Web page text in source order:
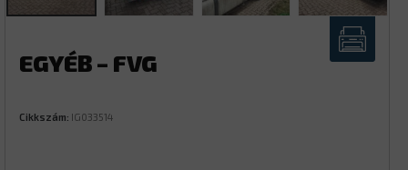
EGYÉB – FVG
Cikkszám: IG033514